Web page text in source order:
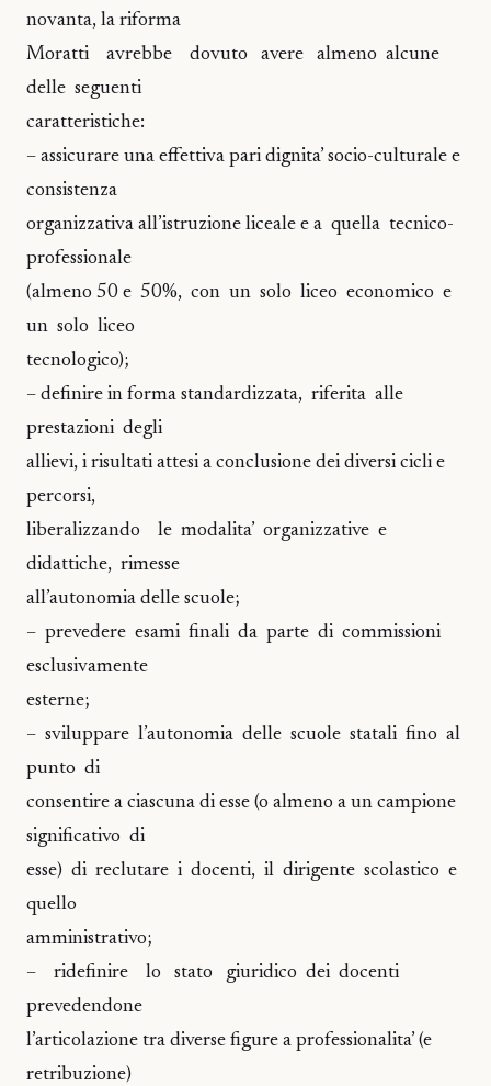
novanta, la riforma
Moratti avrebbe dovuto avere almeno alcune
delle seguenti
caratteristiche:
– assicurare una effettiva pari dignita’ socio-culturale e
consistenza
organizzativa all’istruzione liceale e a quella tecnico-
professionale
(almeno 50 e 50%, con un solo liceo economico e
un solo liceo
tecnologico);
– definire in forma standardizzata, riferita alle
prestazioni degli
allievi, i risultati attesi a conclusione dei diversi cicli e
percorsi,
liberalizzando le modalita’ organizzative e
didattiche, rimesse
all’autonomia delle scuole;
– prevedere esami finali da parte di commissioni
esclusivamente
esterne;
– sviluppare l’autonomia delle scuole statali fino al
punto di
consentire a ciascuna di esse (o almeno a un campione
significativo di
esse) di reclutare i docenti, il dirigente scolastico e
quello
amministrativo;
– ridefinire lo stato giuridico dei docenti
prevedendone
l’articolazione tra diverse figure a professionalita’ (e
retribuzione)